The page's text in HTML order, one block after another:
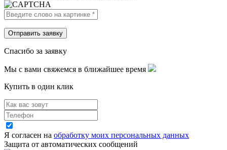
Спасибо за заявку
Мы с вами свяжемся в ближайшее время
Купить в один клик
Я согласен на обработку моих персональных данных
Защита от автоматических сообщений